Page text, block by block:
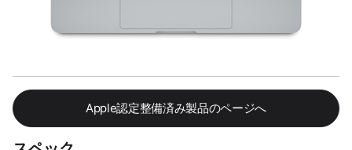
Apple認定整備済み製品のページへ